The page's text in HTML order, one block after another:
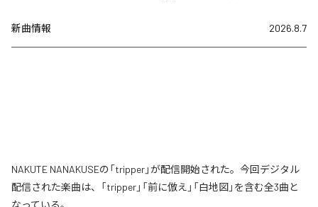
新曲情報 2026.8.7
NAKUTE NANAKUSEの「tripper」が配信開始された。今回デジタル
配信された楽曲は、「tripper」「前に倣え」「白地図」を含む全3曲と
なっている。